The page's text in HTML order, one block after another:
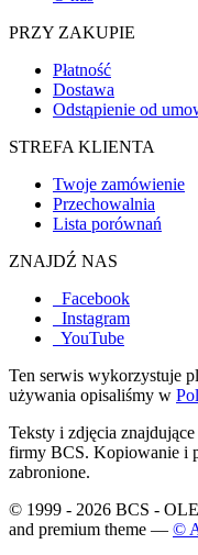
PRZY ZAKUPIE
Płatność
Dostawa
Odstąpienie od
STREFA KLIENTA
Twoje zamówienie
Przechowalnia
Lista porównań
ZNAJDŹ NAS
Facebook
Instagram
YouTube
Ten serwis wykorzystuje
używania opisaliśmy w
Teksty i zdjęcia znajdujące
firmy BCS. Kopiowanie i
zabronione.
© 1999 - 2026 BCS -
and premium theme — ©